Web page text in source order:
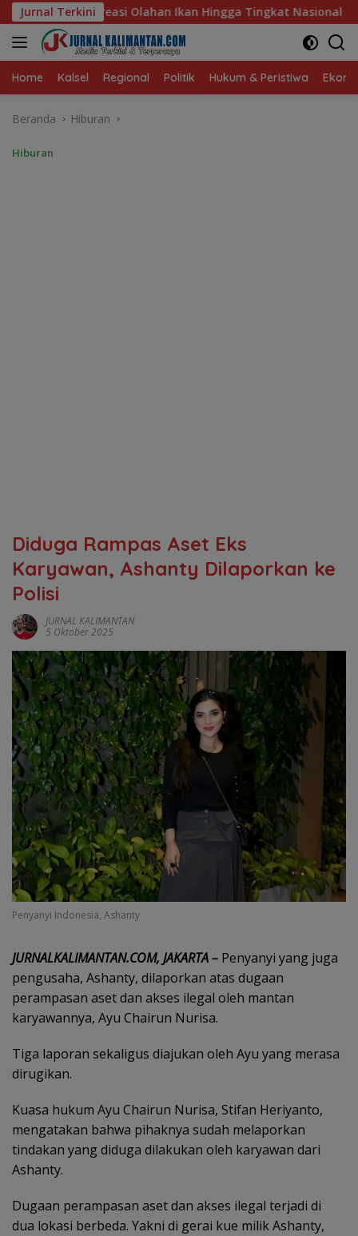
Langsung
ke
konten
Jurnal Terkini
Hingga Tingkat Nasional Pada Lomba Masak Serba Ikan
Home Kalsel Regional Politik Hukum & Peristiwa
Beranda Hiburan
Hiburan
Diduga Rampas Aset Eks
Karyawan, Ashanty Dilaporkan ke
Polisi
JURNAL KALIMANTAN
5 Oktober 2025
Penyanyi Indonesia, Ashanty
JURNALKALIMANTAN.COM, JAKARTA – Penyanyi yang juga
pengusaha, Ashanty, dilaporkan atas dugaan
perampasan aset dan akses ilegal oleh mantan
karyawannya, Ayu Chairun Nurisa.
Tiga laporan sekaligus diajukan oleh Ayu yang merasa
dirugikan.
Kuasa hukum Ayu Chairun Nurisa, Stifan Heriyanto,
mengatakan bahwa pihaknya sudah melaporkan
tindakan yang diduga dilakukan oleh karyawan dari
Ashanty.
Dugaan perampasan aset dan akses ilegal terjadi di
dua lokasi berbeda. Yakni di gerai kue milik Ashanty,